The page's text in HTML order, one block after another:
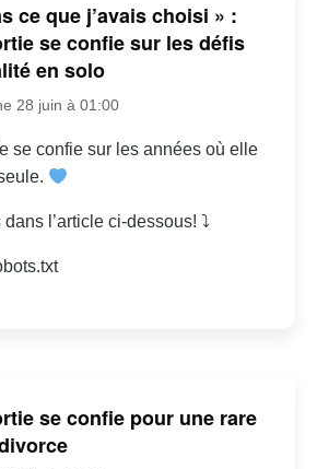
ce que j’avais choisi » :
se confie sur les défis
en solo
28 juin à 01:00
se confie sur les années où elle
l’article ci-dessous! ⤵
se confie pour une rare